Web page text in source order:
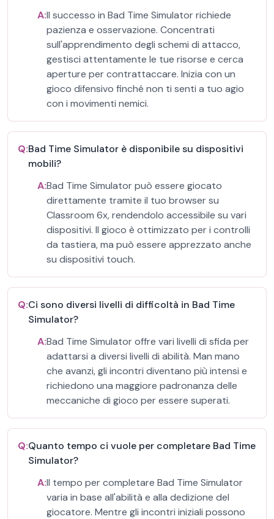
A:Il successo in Bad Time Simulator richiede
pazienza e osservazione. Concentrati
sull'apprendimento degli schemi di attacco,
gestisci attentamente le tue risorse e cerca
aperture per contrattaccare. Inizia con un
gioco difensivo finché non ti senti a tuo agio
con i movimenti nemici.
Q:Bad Time Simulator è disponibile su dispositivi
mobili?
A:Bad Time Simulator può essere giocato
direttamente tramite il tuo browser su
Classroom 6x, rendendolo accessibile su vari
dispositivi. Il gioco è ottimizzato per i controlli
da tastiera, ma può essere apprezzato anche
su dispositivi touch.
Q:Ci sono diversi livelli di difficoltà in Bad Time
Simulator?
A:Bad Time Simulator offre vari livelli di sfida per
adattarsi a diversi livelli di abilità. Man mano
che avanzi, gli incontri diventano più intensi e
richiedono una maggiore padronanza delle
meccaniche di gioco per essere superati.
Q:Quanto tempo ci vuole per completare Bad Time
Simulator?
A:Il tempo per completare Bad Time Simulator
varia in base all'abilità e alla dedizione del
giocatore. Mentre gli incontri iniziali possono